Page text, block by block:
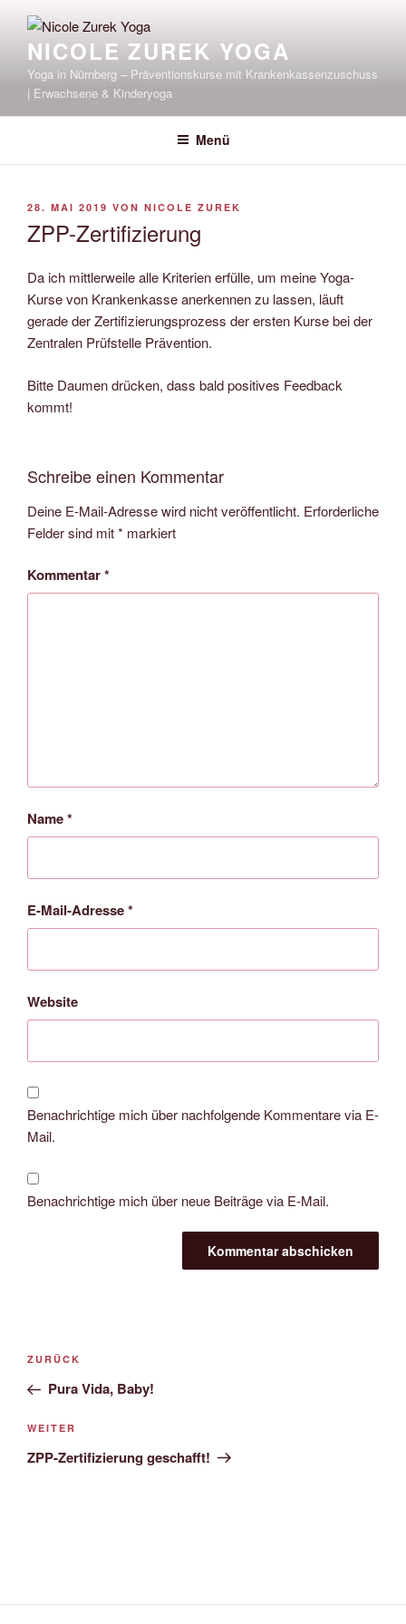
Inhalt
springenNICOLE ZUREK YOGA
Yoga in Nürnberg – Präventionskurse mit Krankenkassenzuschuss
| Erwachsene & Kinderyoga
Menü
VERÖFFENTLICHT
28. MAI 2019 VON NICOLE ZUREK
ZPP-Zertifizierung
Da ich mittlerweile alle Kriterien erfülle, um meine Yoga-
Kurse von Krankenkasse anerkennen zu lassen, läuft
gerade der Zertifizierungsprozess der ersten Kurse bei der
Zentralen Prüfstelle Prävention.
Bitte Daumen drücken, dass bald positives Feedback
kommt!
Schreibe einen Kommentar
Deine E-Mail-Adresse wird nicht veröffentlicht. Erforderliche
Felder sind mit* markiert
Kommentar*
Name*
E-Mail-Adresse*
Website
Benachrichtige mich über nachfolgende Kommentare via E-
Mail.
Benachrichtige mich über neue Beiträge via E-Mail.
Beitragsnavigation
Vorheriger
Beitrag
ZURÜCK
Pura Vida, Baby!
Nächster
Beitrag
WEITER
ZPP-Zertifizierung geschafft!